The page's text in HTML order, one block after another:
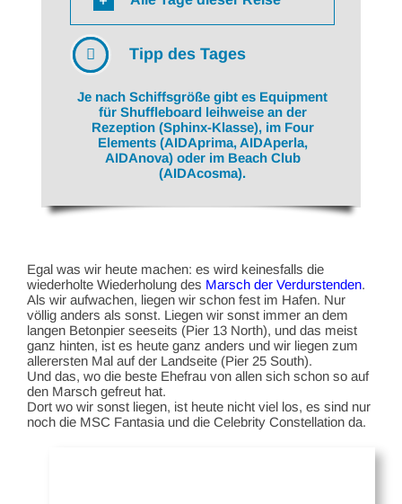
Tipp des Tages
Je nach Schiffsgröße gibt es Equipment
für Shuffleboard leihweise an der
Rezeption (Sphinx-Klasse), im Four
Elements (AIDAprima, AIDAperla,
AIDAnova) oder im Beach Club
(AIDAcosma).
Egal was wir heute machen: es wird keinesfalls die
wiederholte Wiederholung des Marsch der Verdurstenden.
Als wir aufwachen, liegen wir schon fest im Hafen. Nur
völlig anders als sonst. Liegen wir sonst immer an dem
langen Betonpier seeseits (Pier 13 North), und das meist
ganz hinten, ist es heute ganz anders und wir liegen zum
allerersten Mal auf der Landseite (Pier 25 South).
Und das, wo die beste Ehefrau von allen sich schon so auf
den Marsch gefreut hat.
Dort wo wir sonst liegen, ist heute nicht viel los, es sind nur
noch die MSC Fantasia und die Celebrity Constellation da.